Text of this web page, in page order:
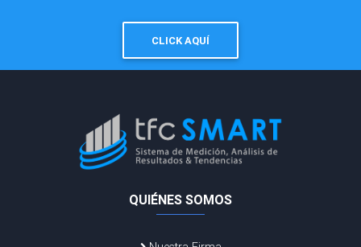
CLICK AQUÍ
QUIÉNES SOMOS